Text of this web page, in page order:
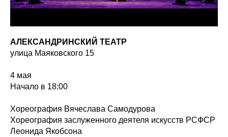
АЛЕКСАНДРИНСКИЙ ТЕАТР
улица Маяковского 15
4 мая
Начало в 18:00
Хореография Вячеслава Самодурова
Хореография заслуженного деятеля искусств РСФСР
Леонида Якобсона